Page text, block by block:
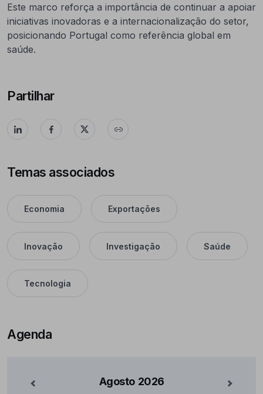
Este marco reforça a importância de continuar a apoiar
iniciativas inovadoras e a internacionalização do setor,
posicionando Portugal como referência global em
saúde.
Partilhar
Temas associados
Economia Exportações
Inovação Investigação Saúde
Tecnologia
Agenda
Agosto 2026 Mês